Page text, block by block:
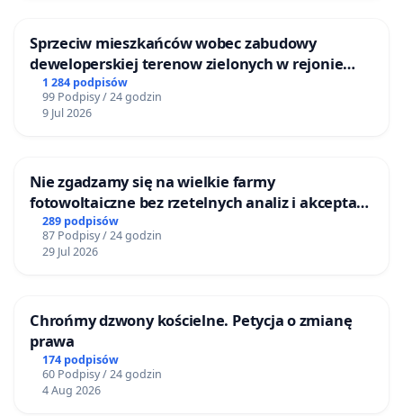
Sprzeciw mieszkańców wobec zabudowy
deweloperskiej terenow zielonych w rejonie
Bulwarów Straceńskich w Bielsku-Białej
1 284 podpisów
99 Podpisy / 24 godzin
9 Jul 2026
Nie zgadzamy się na wielkie farmy
fotowoltaiczne bez rzetelnych analiz i akceptacji
mieszkańców
289 podpisów
87 Podpisy / 24 godzin
29 Jul 2026
Chrońmy dzwony kościelne. Petycja o zmianę
prawa
174 podpisów
60 Podpisy / 24 godzin
4 Aug 2026